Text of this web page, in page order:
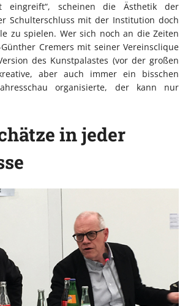
eingreift“, scheinen die Ästhetik der
Schulterschluss mit der Institution doch
zu spielen. Wer sich noch an die Zeiten
Cremers mit seiner Vereinsclique
des Kunstpalastes (vor der großen
aber auch immer ein bisschen
organisierte, der kann nur
in jeder